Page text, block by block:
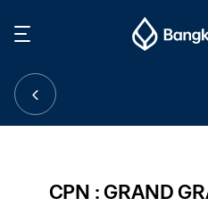
ลูกค้าบุคคล
CPN : GRAND